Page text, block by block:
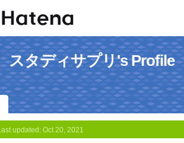
スタディサプリ's Profile
Last updated: Oct 20, 2021